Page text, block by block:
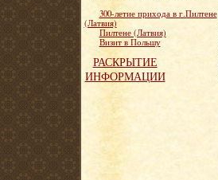
300-летие прихода в г.Пилтене
(Латвия)
Пилтене (Латвия)
Визит в Польшу
РАСКРЫТИЕ
ИНФОРМАЦИИ